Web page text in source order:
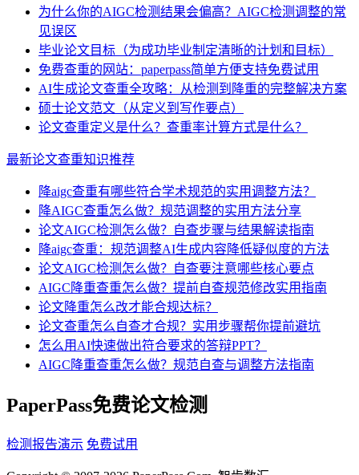
为什么你的AIGC检测结果会偏高？AIGC检测调整的常
见误区
毕业论文目标（为成功毕业制定清晰的计划和目标）
免费查重的网站：paperpass简单方便支持免费试用
AI生成论文查重全攻略：从检测到降重的完整解决方案
硕士论文范文（从定义到写作要点）
论文查重定义是什么？查重率计算方式是什么？
最新论文查重知识推荐
降aigc查重有哪些符合学术规范的实用调整方法？
降AIGC查重怎么做？规范调整的实用方法分享
论文AIGC检测怎么做？自查步骤与结果解读指南
降aigc查重：规范调整AI生成内容降低疑似度的方法
论文AIGC检测怎么做？自查要注意哪些核心要点
AIGC降重查重怎么做？提前自查规范修改实用指南
论文降重怎么改才能合规达标？
论文查重怎么自查才合规？实用步骤帮你提前避坑
怎么用AI快速做出符合要求的答辩PPT？
AIGC降重查重怎么做？规范自查与调整方法指南
PaperPass免费论文检测
检测报告演示 免费试用